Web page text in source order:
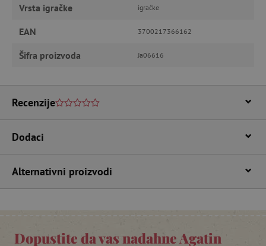
Vrsta igračke igračke
EAN 3700217366162
Šifra proizvoda Ja06616
Recenzije
Dodaci
Alternativni proizvodi
Dopustite da vas nadahne Agatin
_lb_ccc